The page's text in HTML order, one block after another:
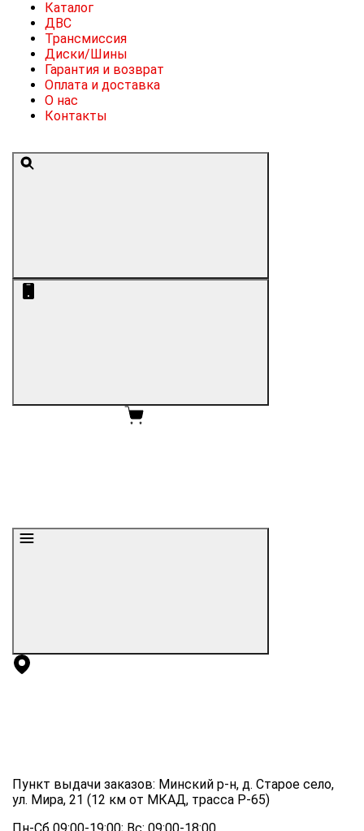
Каталог
ДВС
Трансмиссия
Диски/Шины
Гарантия и возврат
Оплата и доставка
О нас
Контакты
Пункт выдачи заказов: Минский р-н, д. Старое село,
ул. Мира, 21 (12 км от МКАД, трасса P-65)